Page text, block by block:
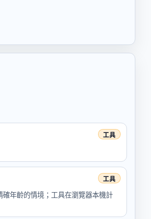
年齡的情境；工具在瀏覽器本機計